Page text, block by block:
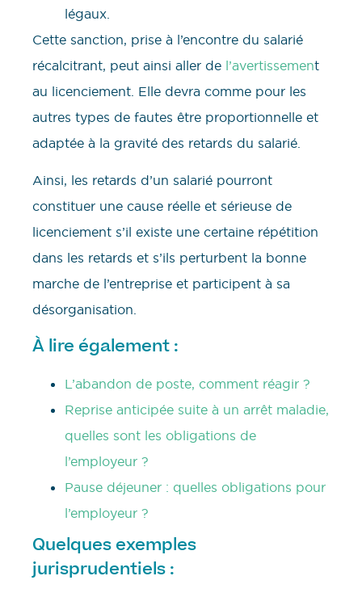
légaux.
Cette sanction, prise à l’encontre du salarié
récalcitrant, peut ainsi aller de l’avertissement
au licenciement. Elle devra comme pour les
autres types de fautes être proportionnelle et
adaptée à la gravité des retards du salarié.
Ainsi, les retards d’un salarié pourront
constituer une cause réelle et sérieuse de
licenciement s’il existe une certaine répétition
dans les retards et s’ils perturbent la bonne
marche de l’entreprise et participent à sa
désorganisation.
À lire également :
L’abandon de poste, comment réagir ?
Reprise anticipée suite à un arrêt maladie,
quelles sont les obligations de
l’employeur ?
Pause déjeuner : quelles obligations pour
l’employeur ?
Quelques exemples
jurisprudentiels :